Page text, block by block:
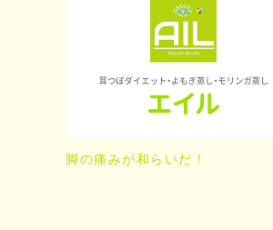
脚の痛みが和らいだ！